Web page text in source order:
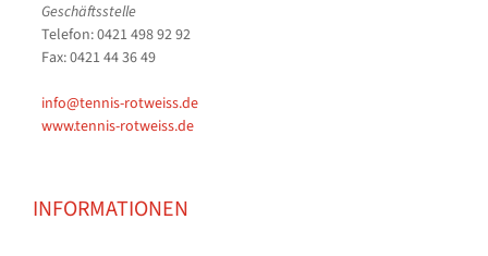
Geschäftsstelle
Telefon: 0421 498 92 92
Fax: 0421 44 36 49
info@tennis-rotweiss.de
www.tennis-rotweiss.de
INFORMATIONEN